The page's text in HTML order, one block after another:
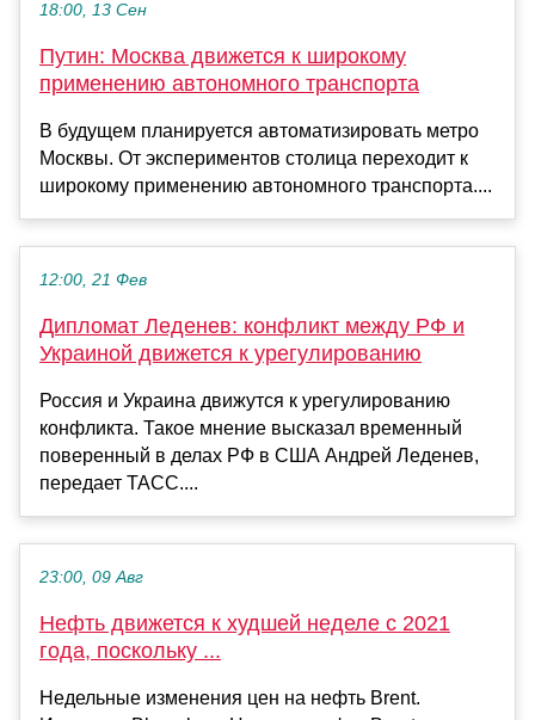
18:00, 13 Сен
Путин: Москва движется к широкому
применению автономного транспорта
В будущем планируется автоматизировать метро
Москвы. От экспериментов столица переходит к
широкому применению автономного транспорта....
12:00, 21 Фев
Дипломат Леденев: конфликт между РФ и
Украиной движется к урегулированию
Россия и Украина движутся к урегулированию
конфликта. Такое мнение высказал временный
поверенный в делах РФ в США Андрей Леденев,
передает ТАСС....
23:00, 09 Авг
Нефть движется к худшей неделе с 2021
года, поскольку ...
Недельные изменения цен на нефть Brent.